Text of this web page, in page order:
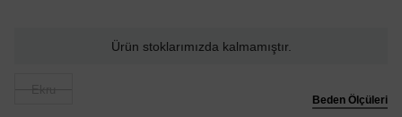
Ürün stoklarımızda kalmamıştır.
Beden Ölçüleri